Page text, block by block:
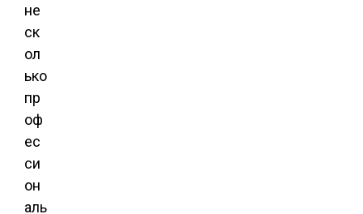
не
ск
ол
ько
пр
оф
ес
си
он
аль